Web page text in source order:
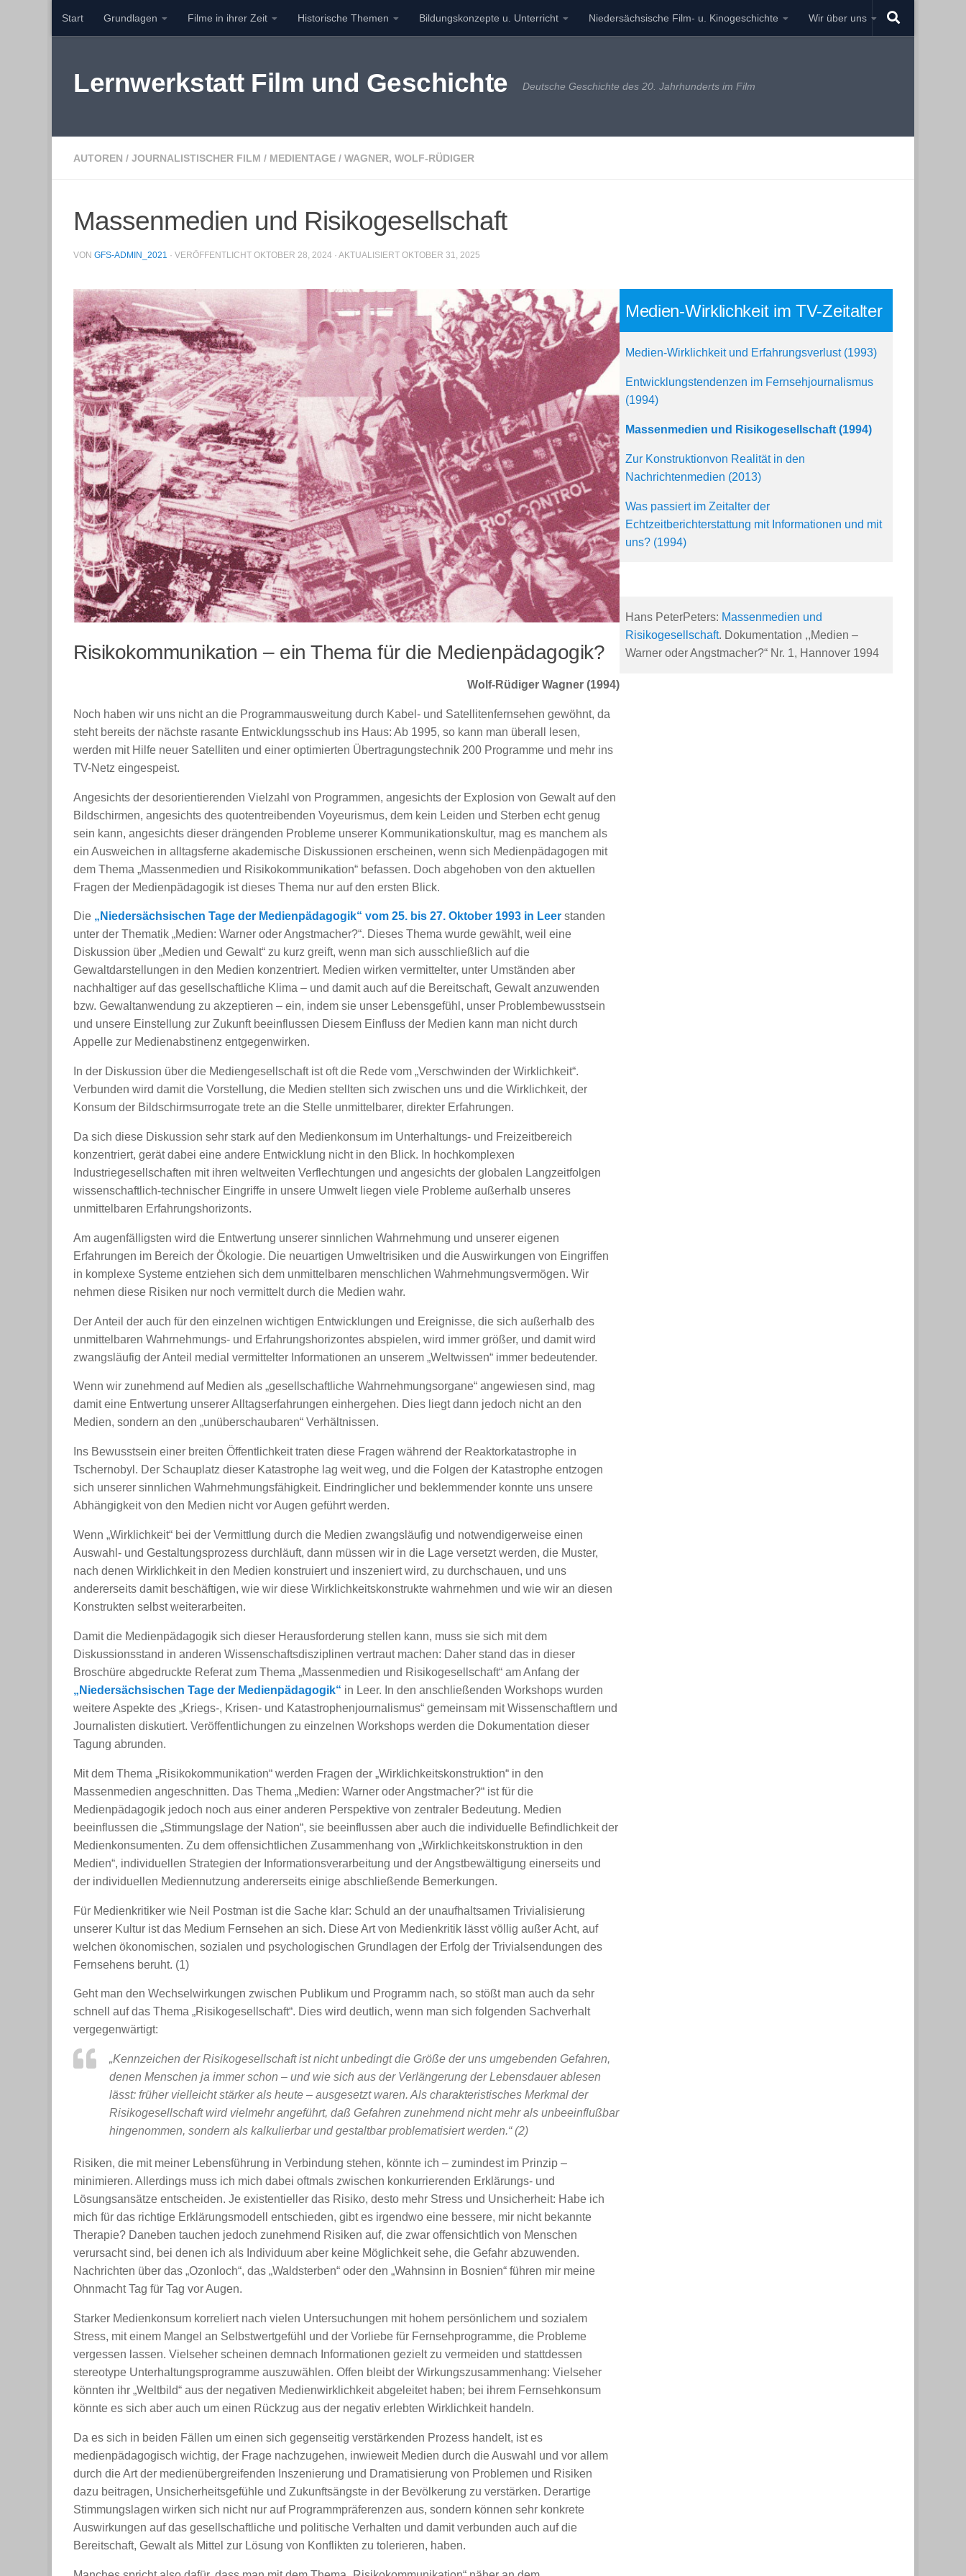
Zum Inhalt springen
Start Grundlagen Filme in ihrer Zeit Historische Themen Bildungskonzepte u. Unterricht Niedersächsische Film- u. Kinogeschichte Wir über uns
Lernwerkstatt Film und Geschichte Deutsche Geschichte des 20. Jahrhunderts im Film
AUTOREN / JOURNALISTISCHER FILM / MEDIENTAGE / WAGNER, WOLF-RÜDIGER
Massenmedien und Risikogesellschaft
VON GFS-ADMIN_2021 · VERÖFFENTLICHT OKTOBER 28, 2024 · AKTUALISIERT OKTOBER 31, 2025
Risikokommunikation – ein Thema für die Medienpädagogik?
Wolf-Rüdiger Wagner (1994)
Noch haben wir uns nicht an die Programmausweitung durch Kabel- und Satellitenfernsehen gewöhnt, da
steht bereits der nächste rasante Entwicklungsschub ins Haus: Ab 1995, so kann man überall lesen,
werden mit Hilfe neuer Satelliten und einer optimierten Übertragungstechnik 200 Programme und mehr ins
TV-Netz eingespeist.
Angesichts der desorientierenden Vielzahl von Programmen, angesichts der Explosion von Gewalt auf den
Bildschirmen, angesichts des quotentreibenden Voyeurismus, dem kein Leiden und Sterben echt genug
sein kann, angesichts dieser drängenden Probleme unserer Kommunikationskultur, mag es manchem als
ein Ausweichen in alltagsferne akademische Diskussionen erscheinen, wenn sich Medienpädagogen mit
dem Thema „Massenmedien und Risikokommunikation“ befassen. Doch abgehoben von den aktuellen
Fragen der Medienpädagogik ist dieses Thema nur auf den ersten Blick.
Die „Niedersächsischen Tage der Medienpädagogik“ vom 25. bis 27. Oktober 1993 in Leer standen
unter der Thematik „Medien: Warner oder Angstmacher?“. Dieses Thema wurde gewählt, weil eine
Diskussion über „Medien und Gewalt“ zu kurz greift, wenn man sich ausschließlich auf die
Gewaltdarstellungen in den Medien konzentriert. Medien wirken vermittelter, unter Umständen aber
nachhaltiger auf das gesellschaftliche Klima – und damit auch auf die Bereitschaft, Gewalt anzuwenden
bzw. Gewaltanwendung zu akzeptieren – ein, indem sie unser Lebensgefühl, unser Problembewusstsein
und unsere Einstellung zur Zukunft beeinflussen Diesem Einfluss der Medien kann man nicht durch
Appelle zur Medienabstinenz entgegenwirken.
In der Diskussion über die Mediengesellschaft ist oft die Rede vom „Verschwinden der Wirklichkeit“.
Verbunden wird damit die Vorstellung, die Medien stellten sich zwischen uns und die Wirklichkeit, der
Konsum der Bildschirmsurrogate trete an die Stelle unmittelbarer, direkter Erfahrungen.
Da sich diese Diskussion sehr stark auf den Medienkonsum im Unterhaltungs- und Freizeitbereich
konzentriert, gerät dabei eine andere Entwicklung nicht in den Blick. In hochkomplexen
Industriegesellschaften mit ihren weltweiten Verflechtungen und angesichts der globalen Langzeitfolgen
wissenschaftlich-technischer Eingriffe in unsere Umwelt liegen viele Probleme außerhalb unseres
unmittelbaren Erfahrungshorizonts.
Am augenfälligsten wird die Entwertung unserer sinnlichen Wahrnehmung und unserer eigenen
Erfahrungen im Bereich der Ökologie. Die neuartigen Umweltrisiken und die Auswirkungen von Eingriffen
in komplexe Systeme entziehen sich dem unmittelbaren menschlichen Wahrnehmungsvermögen. Wir
nehmen diese Risiken nur noch vermittelt durch die Medien wahr.
Der Anteil der auch für den einzelnen wichtigen Entwicklungen und Ereignisse, die sich außerhalb des
unmittelbaren Wahrnehmungs- und Erfahrungshorizontes abspielen, wird immer größer, und damit wird
zwangsläufig der Anteil medial vermittelter Informationen an unserem „Weltwissen“ immer bedeutender.
Wenn wir zunehmend auf Medien als „gesellschaftliche Wahrnehmungsorgane“ angewiesen sind, mag
damit eine Entwertung unserer Alltagserfahrungen einhergehen. Dies liegt dann jedoch nicht an den
Medien, sondern an den „unüberschaubaren“ Verhältnissen.
Ins Bewusstsein einer breiten Öffentlichkeit traten diese Fragen während der Reaktorkatastrophe in
Tschernobyl. Der Schauplatz dieser Katastrophe lag weit weg, und die Folgen der Katastrophe entzogen
sich unserer sinnlichen Wahrnehmungsfähigkeit. Eindringlicher und beklemmender konnte uns unsere
Abhängigkeit von den Medien nicht vor Augen geführt werden.
Wenn „Wirklichkeit“ bei der Vermittlung durch die Medien zwangsläufig und notwendigerweise einen
Auswahl- und Gestaltungsprozess durchläuft, dann müssen wir in die Lage versetzt werden, die Muster,
nach denen Wirklichkeit in den Medien konstruiert und inszeniert wird, zu durchschauen, und uns
andererseits damit beschäftigen, wie wir diese Wirklichkeitskonstrukte wahrnehmen und wie wir an diesen
Konstrukten selbst weiterarbeiten.
Damit die Medienpädagogik sich dieser Herausforderung stellen kann, muss sie sich mit dem
Diskussionsstand in anderen Wissenschaftsdisziplinen vertraut machen: Daher stand das in dieser
Broschüre abgedruckte Referat zum Thema „Massenmedien und Risikogesellschaft“ am Anfang der
„Niedersächsischen Tage der Medienpädagogik“ in Leer. In den anschließenden Workshops wurden
weitere Aspekte des „Kriegs-, Krisen- und Katastrophenjournalismus“ gemeinsam mit Wissenschaftlern und
Journalisten diskutiert. Veröffentlichungen zu einzelnen Workshops werden die Dokumentation dieser
Tagung abrunden.
Mit dem Thema „Risikokommunikation“ werden Fragen der „Wirklichkeitskonstruktion“ in den
Massenmedien angeschnitten. Das Thema „Medien: Warner oder Angstmacher?“ ist für die
Medienpädagogik jedoch noch aus einer anderen Perspektive von zentraler Bedeutung. Medien
beeinflussen die „Stimmungslage der Nation“, sie beeinflussen aber auch die individuelle Befindlichkeit der
Medienkonsumenten. Zu dem offensichtlichen Zusammenhang von „Wirklichkeitskonstruktion in den
Medien“, individuellen Strategien der Informationsverarbeitung und der Angstbewältigung einerseits und
der individuellen Mediennutzung andererseits einige abschließende Bemerkungen.
Für Medienkritiker wie Neil Postman ist die Sache klar: Schuld an der unaufhaltsamen Trivialisierung
unserer Kultur ist das Medium Fernsehen an sich. Diese Art von Medienkritik lässt völlig außer Acht, auf
welchen ökonomischen, sozialen und psychologischen Grundlagen der Erfolg der Trivialsendungen des
Fernsehens beruht. (1)
Geht man den Wechselwirkungen zwischen Publikum und Programm nach, so stößt man auch da sehr
schnell auf das Thema „Risikogesellschaft“. Dies wird deutlich, wenn man sich folgenden Sachverhalt
vergegenwärtigt:
„Kennzeichen der Risikogesellschaft ist nicht unbedingt die Größe der uns umgebenden Gefahren,
denen Menschen ja immer schon – und wie sich aus der Verlängerung der Lebensdauer ablesen
lässt: früher vielleicht stärker als heute – ausgesetzt waren. Als charakteristisches Merkmal der
Risikogesellschaft wird vielmehr angeführt, daß Gefahren zunehmend nicht mehr als unbeeinflußbar
hingenommen, sondern als kalkulierbar und gestaltbar problematisiert werden.“ (2)
Risiken, die mit meiner Lebensführung in Verbindung stehen, könnte ich – zumindest im Prinzip –
minimieren. Allerdings muss ich mich dabei oftmals zwischen konkurrierenden Erklärungs- und
Lösungsansätze entscheiden. Je existentieller das Risiko, desto mehr Stress und Unsicherheit: Habe ich
mich für das richtige Erklärungsmodell entschieden, gibt es irgendwo eine bessere, mir nicht bekannte
Therapie? Daneben tauchen jedoch zunehmend Risiken auf, die zwar offensichtlich von Menschen
verursacht sind, bei denen ich als Individuum aber keine Möglichkeit sehe, die Gefahr abzuwenden.
Nachrichten über das „Ozonloch“, das „Waldsterben“ oder den „Wahnsinn in Bosnien“ führen mir meine
Ohnmacht Tag für Tag vor Augen.
Starker Medienkonsum korreliert nach vielen Untersuchungen mit hohem persönlichem und sozialem
Stress, mit einem Mangel an Selbstwertgefühl und der Vorliebe für Fernsehprogramme, die Probleme
vergessen lassen. Vielseher scheinen demnach Informationen gezielt zu vermeiden und stattdessen
stereotype Unterhaltungsprogramme auszuwählen. Offen bleibt der Wirkungszusammenhang: Vielseher
könnten ihr „Weltbild“ aus der negativen Medienwirklichkeit abgeleitet haben; bei ihrem Fernsehkonsum
könnte es sich aber auch um einen Rückzug aus der negativ erlebten Wirklichkeit handeln.
Da es sich in beiden Fällen um einen sich gegenseitig verstärkenden Prozess handelt, ist es
medienpädagogisch wichtig, der Frage nachzugehen, inwieweit Medien durch die Auswahl und vor allem
durch die Art der medienübergreifenden Inszenierung und Dramatisierung von Problemen und Risiken
dazu beitragen, Unsicherheitsgefühle und Zukunftsängste in der Bevölkerung zu verstärken. Derartige
Stimmungslagen wirken sich nicht nur auf Programmpräferenzen aus, sondern können sehr konkrete
Auswirkungen auf das gesellschaftliche und politische Verhalten und damit verbunden auch auf die
Bereitschaft, Gewalt als Mittel zur Lösung von Konflikten zu tolerieren, haben.
Medien-Wirklichkeit im TV-Zeitalter
Medien-Wirklichkeit und Erfahrungsverlust (1993)
Entwicklungstendenzen im Fernsehjournalismus
(1994)
Massenmedien und Risikogesellschaft (1994)
Zur Konstruktionvon Realität in den
Nachrichtenmedien (2013)
Was passiert im Zeitalter der
Echtzeitberichterstattung mit Informationen und mit
uns? (1994)
Hans PeterPeters: Massenmedien und
Risikogesellschaft. Dokumentation ,,Medien –
Warner oder Angstmacher?“ Nr. 1, Hannover 1994